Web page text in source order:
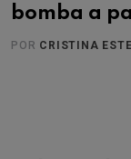
bomba a
POR CRISTINA